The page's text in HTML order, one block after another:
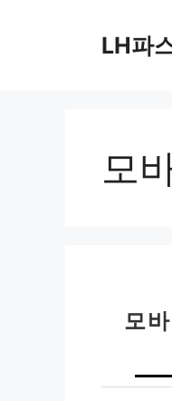
LH파
모
모